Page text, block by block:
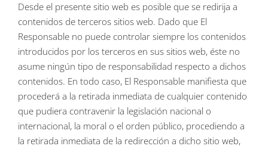
Desde el presente sitio web es posible que se redirija a
contenidos de terceros sitios web. Dado que El
Responsable no puede controlar siempre los contenidos
introducidos por los terceros en sus sitios web, éste no
asume ningún tipo de responsabilidad respecto a dichos
contenidos. En todo caso, El Responsable manifiesta que
procederá a la retirada inmediata de cualquier contenido
que pudiera contravenir la legislación nacional o
internacional, la moral o el orden público, procediendo a
la retirada inmediata de la redirección a dicho sitio web,